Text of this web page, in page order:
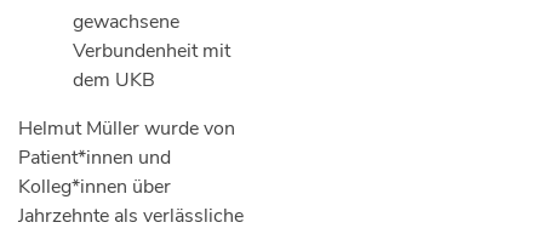
gewachsene
Verbundenheit mit
dem UKB
Helmut Müller wurde von
Patient*innen und
Kolleg*innen über
Jahrzehnte als verlässliche